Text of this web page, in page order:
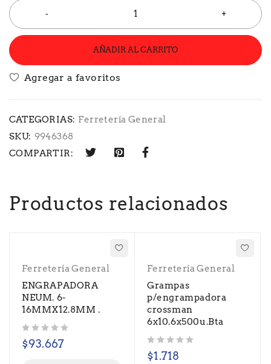
AÑADIR AL CARRITO
CATEGORIAS: Ferretería General
SKU: 9946368
COMPARTIR:
Productos relacionados
Ferretería General
ENGRAPADORA
NEUM. 6-
16MMX12.8MM .
$93.667
Ferretería General
Grampas
p/engrampadora
crossman
6x10.6x500u.Bta
$1.718